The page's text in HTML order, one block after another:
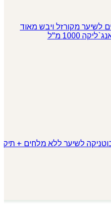
לשיער מקורזל ויבש מאוד